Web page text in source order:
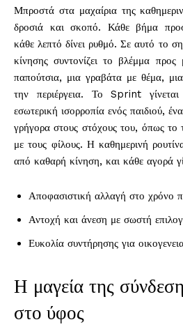
Μπροστά στα μαχαίρια της
δροσιά και σκοπό. Κάθε βήμα
κάθε λεπτό δίνει ρυθμό. Σε αυτό το
κίνησης συντονίζει το βλέμμα προς
παπούτσια, μια γραβάτα με θέμα,
την περιέργεια. Το Sprint γίνεται
εσωτερική ισορροπία ενός παιδιού,
γρήγορα στους στόχους του, όπως
με τους φίλους. Η καθημερινή
από καθαρή κίνηση, και κάθε αγορά
Αποφασιστική αλλαγή στο χρόνο
Αντοχή και άνεση με σωστή
Ευκολία συντήρησης για
Η μαγεία της
στο ύφος